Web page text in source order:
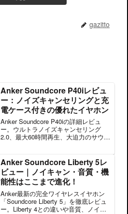
gazitto
Anker Soundcore P40iレビュ
ー：ノイズキャンセリングと充
電ケース付きの優れたイヤホン
Anker Soundcore P40iの詳細レビュ
ー。ウルトラノイズキャンセリング
2.0、最大60時間再生、大迫力のサウン
機能ワイヤレスイヤホンの魅力を徹底
解説します。
Anker Soundcore Liberty 5レ
ビュー｜ノイキャン・音質・機
能性はここまで進化！
Anker最新の完全ワイヤレスイヤホン
「Soundcore Liberty 5」を徹底レビュ
ー。Liberty 4との違いや音質、ノイキ